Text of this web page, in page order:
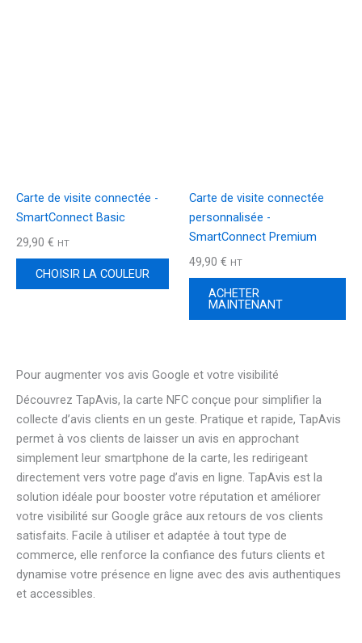
Carte de visite connectée -
SmartConnect Basic
29,90 € HT
CHOISIR LA COULEUR
choisies
page
Carte de visite connectée
personnalisée -
SmartConnect Premium
49,90 € HT
ACHETER
MAINTENANT
Pour augmenter vos avis Google et votre visibilité
Découvrez TapAvis, la carte NFC conçue pour simplifier la
collecte d’avis clients en un geste. Pratique et rapide, TapAvis
permet à vos clients de laisser un avis en approchant
simplement leur smartphone de la carte, les redirigeant
directement vers votre page d’avis en ligne. TapAvis est la
solution idéale pour booster votre réputation et améliorer
votre visibilité sur Google grâce aux retours de vos clients
satisfaits. Facile à utiliser et adaptée à tout type de
commerce, elle renforce la confiance des futurs clients et
dynamise votre présence en ligne avec des avis authentiques
et accessibles.